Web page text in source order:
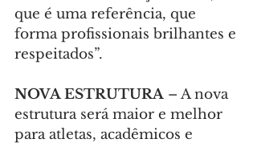
que é uma referência, que
forma profissionais brilhantes e
respeitados”.
NOVA ESTRUTURA – A nova
estrutura será maior e melhor
para atletas, acadêmicos e